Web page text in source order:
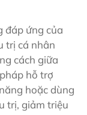
đáp ứng của
trị cá nhân
cách giữa
hỗ trợ
hoặc dùng
trị, giảm triệu